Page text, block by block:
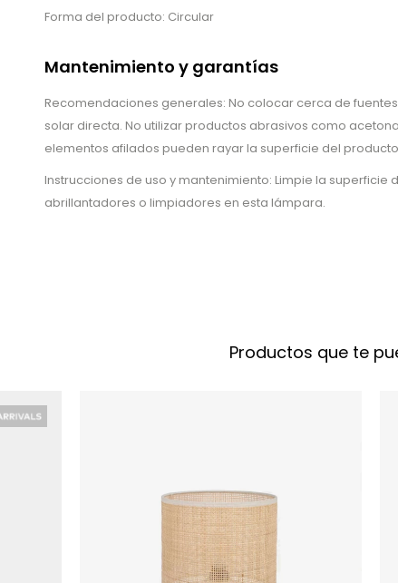
Forma del producto: Circular
Mantenimiento y garantías
Recomendaciones generales: No colocar cerca de
solar directa. No utilizar productos abrasivos como
elementos afilados pueden rayar la superficie del
Instrucciones de uso y mantenimiento: Limpie la superficie
abrillantadores o limpiadores en esta lámpara.
Productos que te